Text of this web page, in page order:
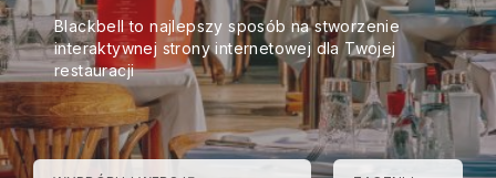
Blackbell to najlepszy sposób na stworzenie
interaktywnej strony internetowej dla Twojej
restauracji